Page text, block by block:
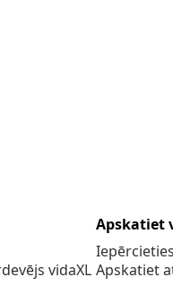
vidaXL
Apskatiet
Apskatiet